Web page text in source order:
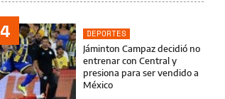
4
DEPORTES
Jáminton Campaz decidió no
entrenar con Central y
presiona para ser vendido a
México